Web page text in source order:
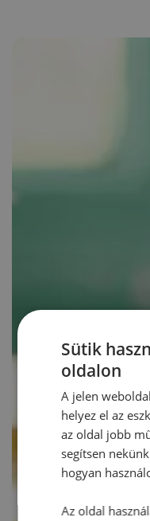
Sütik
oldalon
A jelen
helyez el az
az oldal jobb
segítsen
hogyan
Az oldal